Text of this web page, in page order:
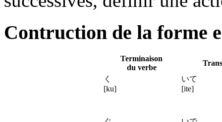
Contruction de la forme
Terminaison
du verbe
く
[ku]
いて
[ite]